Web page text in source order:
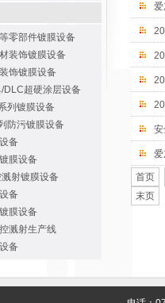
零部件镀膜设备
装饰镀膜设备
饰镀膜设备
DLC超硬涂层设备
列镀膜设备
防污镀膜设备
备
膜设备
射镀膜设备
备
膜设备
溅射生产线
备
爱
安
爱
首页
末页